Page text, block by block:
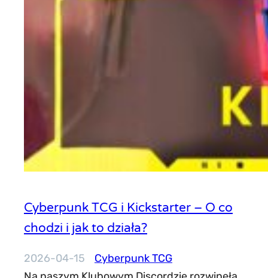
Cyberpunk TCG i Kickstarter – O co
chodzi i jak to działa?
2026-04-15
Cyberpunk TCG